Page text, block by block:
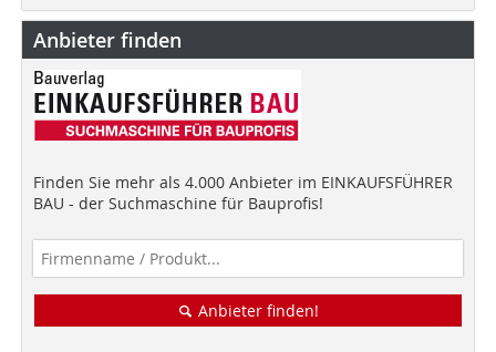
Anbieter finden
Finden Sie mehr als 4.000 Anbieter im EINKAUFSFÜHRER
BAU - der Suchmaschine für Bauprofis!
Anbieter finden!